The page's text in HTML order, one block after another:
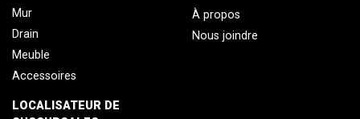
Mur
Drain
Meuble
Accessoires
À propos
Nous joindre
LOCALISATEUR DE